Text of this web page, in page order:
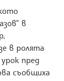
в
в ролята
пред
съобщиха